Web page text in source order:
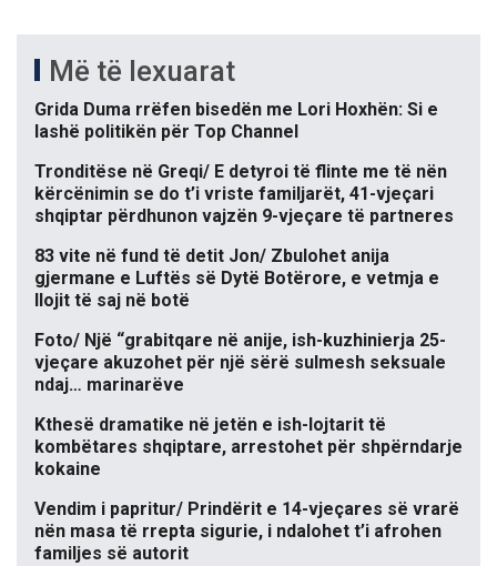
Më të lexuarat
Grida Duma rrëfen bisedën me Lori Hoxhën: Si e
lashë politikën për Top Channel
Tronditëse në Greqi/ E detyroi të flinte me të nën
kërcënimin se do t’i vriste familjarët, 41-vjeçari
shqiptar përdhunon vajzën 9-vjeçare të partneres
83 vite në fund të detit Jon/ Zbulohet anija
gjermane e Luftës së Dytë Botërore, e vetmja e
llojit të saj në botë
Foto/ Një “grabitqare në anije, ish-kuzhinierja 25-
vjeçare akuzohet për një sërë sulmesh seksuale
ndaj… marinarëve
Kthesë dramatike në jetën e ish-lojtarit të
kombëtares shqiptare, arrestohet për shpërndarje
kokaine
Vendim i papritur/ Prindërit e 14-vjeçares së vrarë
nën masa të rrepta sigurie, i ndalohet t’i afrohen
familjes së autorit